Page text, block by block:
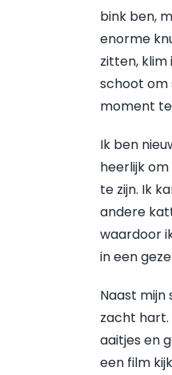
bink ben,
enorme
zitten, klim
schoot om
moment
Ik ben
heerlijk
te zijn. Ik
andere
waardoor
in een
Naast
zacht
aaitjes en
een film